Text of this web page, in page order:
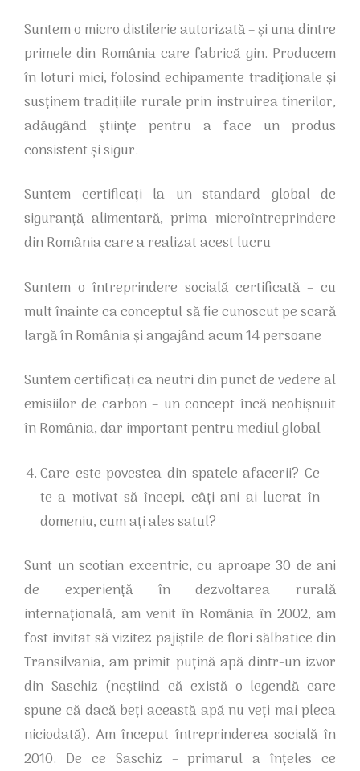
Suntem o micro distilerie autorizată – și una dintre
primele din România care fabrică gin. Producem
în loturi mici, folosind echipamente tradiționale și
susținem tradițiile rurale prin instruirea tinerilor,
adăugând științe pentru a face un produs
consistent și sigur.
Suntem certificați la un standard global de
siguranță alimentară, prima microîntreprindere
din România care a realizat acest lucru
Suntem o întreprindere socială certificată – cu
mult înainte ca conceptul să fie cunoscut pe scară
largă în România și angajând acum 14 persoane
Suntem certificați ca neutri din punct de vedere al
emisiilor de carbon – un concept încă neobișnuit
în România, dar important pentru mediul global
Care este povestea din spatele afacerii? Ce
te-a motivat să începi, câți ani ai lucrat în
domeniu, cum ați ales satul?
Sunt un scotian excentric, cu aproape 30 de ani
de experiență în dezvoltarea rurală
internațională, am venit în România în 2002, am
fost invitat să vizitez pajiștile de flori sălbatice din
Transilvania, am primit puțină apă dintr-un izvor
din Saschiz (neștiind că există o legendă care
spune că dacă beți această apă nu veți mai pleca
niciodată). Am început întreprinderea socială în
2010. De ce Saschiz – primarul a înțeles ce